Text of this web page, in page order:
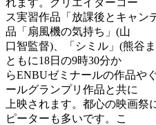
ス実習作品「放課後とキャン
品「扇風機の気持ち」(山
口智監督)、「シミル」(熊谷
ともに18日の9時30分か
らENBUゼミナールの作品や
ールグランプリ作品と共に
上映されます。都心の映画祭
ピーターも多いです。こ